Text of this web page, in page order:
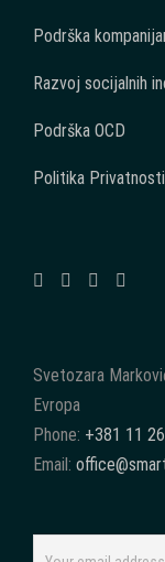
Podrška
Razvoj socijalnih
Podrška OCD
Politika Privatnosti
Svetozara
Evropa
Phone: +381 11
Email: